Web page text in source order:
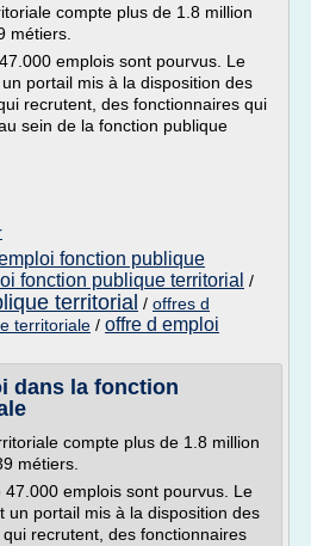
compte plus de 1.8 million
métiers.
emplois sont pourvus. Le
portail mis à la disposition des
recrutent, des fonctionnaires qui
sein de la fonction publique
fonction publique
fonction publique territorial /
territorial / offres d
territoriale / offre d emploi
dans la fonction
compte plus de 1.8 million
métiers.
emplois sont pourvus. Le
un portail mis à la disposition des
recrutent, des fonctionnaires